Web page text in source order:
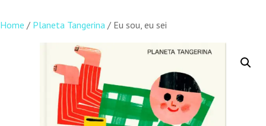
Home / Planeta Tangerina / Eu sou, eu sei